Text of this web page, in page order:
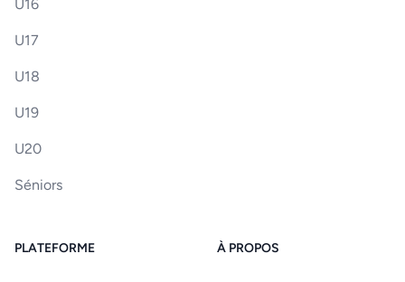
U16
U17
U18
U19
U20
Séniors
PLATEFORME À PROPOS